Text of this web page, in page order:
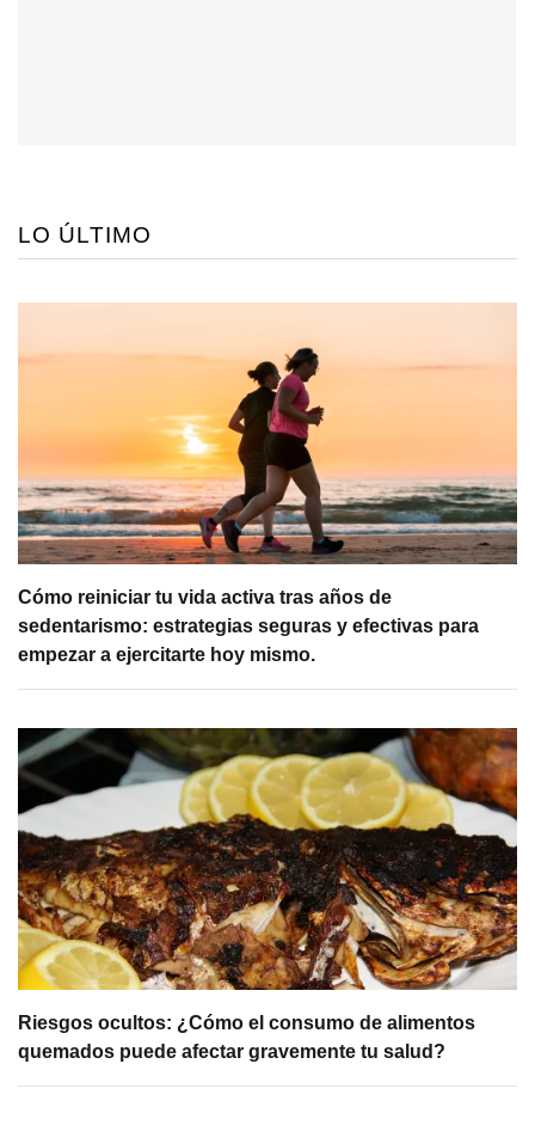
LO ÚLTIMO
Cómo reiniciar tu vida activa tras años de
sedentarismo: estrategias seguras y efectivas para
empezar a ejercitarte hoy mismo.
Riesgos ocultos: ¿Cómo el consumo de alimentos
quemados puede afectar gravemente tu salud?